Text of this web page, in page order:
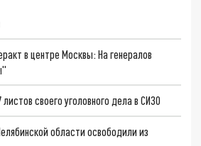
в центре Москвы: На генералов
своего уголовного дела в СИЗО
области освободили из